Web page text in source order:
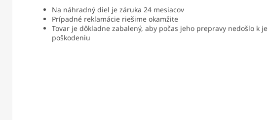
Na náhradný diel je záruka 24 mesiacov
Prípadné reklamácie riešime okamžite
Tovar je dôkladne zabalený, aby počas jeho prepravy nedošlo k
poškodeniu